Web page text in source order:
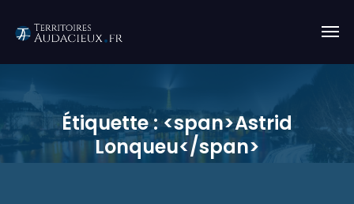
Étiquette : <span>Astrid
Lonqueu</span>